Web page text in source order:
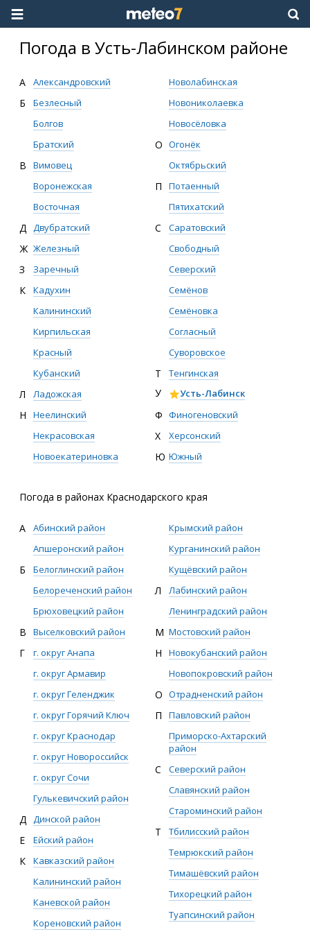
Погода в Усть-Лабинском районе
А Александровский
Б
Безлесный
Болгов
Братский
В
Вимовец
Воронежская
Восточная
Д Двубратский
Ж Железный
З Заречный
К
Кадухин
Калининский
Кирпильская
Красный
Кубанский
Л Ладожская
Н
Неелинский
Некрасовская
Новоекатериновка
Новолабинская
Новониколаевка
Новосёловка
О Огонёк
Октябрьский
П
Потаенный
Пятихатский
С
Саратовский
Свободный
Северский
Семёнов
Семёновка
Согласный
Суворовское
Т Тенгинская
У Усть-Лабинск
Ф Финогеновский
Х Херсонский
Ю Южный
Погода в районах Краснодарского края
А
Абинский район
Апшеронский район
Б
Белоглинский район
Белореченский район
Брюховецкий район
В Выселковский район
Г
г. округ Анапа
г. округ Армавир
г. округ Геленджик
г. округ Горячий Ключ
г. округ Краснодар
г. округ Новороссийск
г. округ Сочи
Гулькевичский район
Д Динской район
Е Ейский район
К
Кавказский район
Калининский район
Каневской район
Кореновский район
Крымский район
Курганинский район
Кущёвский район
Л
Лабинский район
Ленинградский район
М Мостовский район
Н
Новокубанский район
Новопокровский район
О Отрадненский район
П
Павловский район
Приморско-Ахтарский
район
С
Северский район
Славянский район
Староминский район
Т
Тбилисский район
Темрюкский район
Тимашёвский район
Тихорецкий район
Туапсинский район